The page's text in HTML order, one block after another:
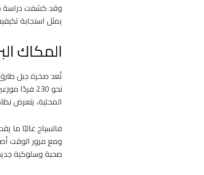
وقد كشفت دراسة
يمثل استجابة
المكاك
تُعد صخرة جبل
نحو 230
المحلية، يتعرض
فالسياح غالبًا ما
ومع مرور الوقت
صحية وسلوكية